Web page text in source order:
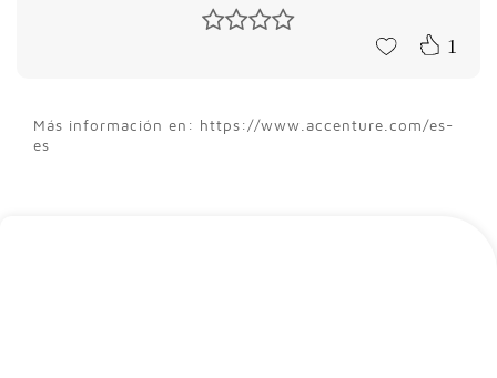
1
Más información en: https://www.accenture.com/es-
es